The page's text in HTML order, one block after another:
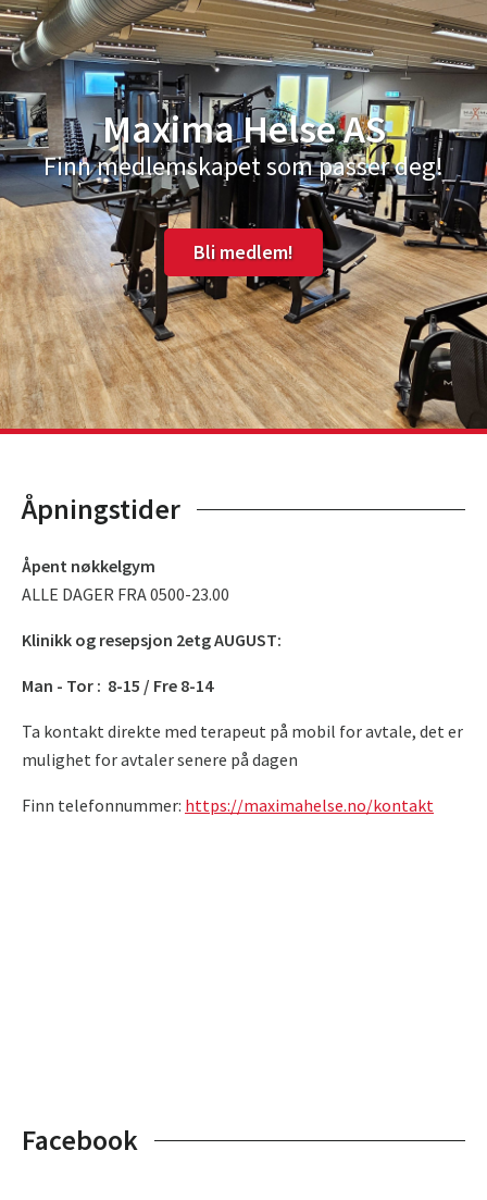
Maxima Helse AS
Finn medlemskapet som passer deg!
Bli medlem!
Åpningstider
Åpent nøkkelgym
ALLE DAGER FRA 0500-23.00
Klinikk og resepsjon 2etg AUGUST:
Man - Tor : 8-15 / Fre 8-14
Ta kontakt direkte med terapeut på mobil for avtale, det er
mulighet for avtaler senere på dagen
Finn telefonnummer: https://maximahelse.no/kontakt
Facebook